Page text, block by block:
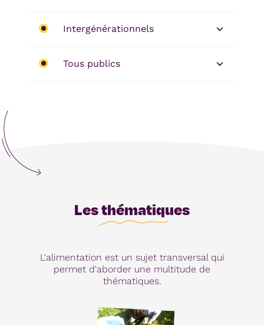
Intergénérationnels
Tous publics
Les thématiques
L'alimentation est un sujet transversal qui
permet d'aborder une multitude de
thématiques.